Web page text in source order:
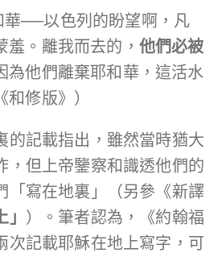
華──以色列的盼望啊，凡
羞。離我而去的， 他們必被
為他們離棄耶和華，這活水
修版》）
的記載指出，雖然當時猶大
，但上帝鑒察和識透他們的
「寫在地裏」（另參《新譯
）。筆者認為，《約翰福
次記載耶穌在地上寫字，可